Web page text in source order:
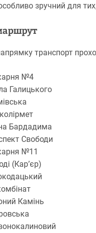
зручний для
транспорт
№4
Галицького
Бардадима
Свободи
№11
(Кар’єр)
Камінь